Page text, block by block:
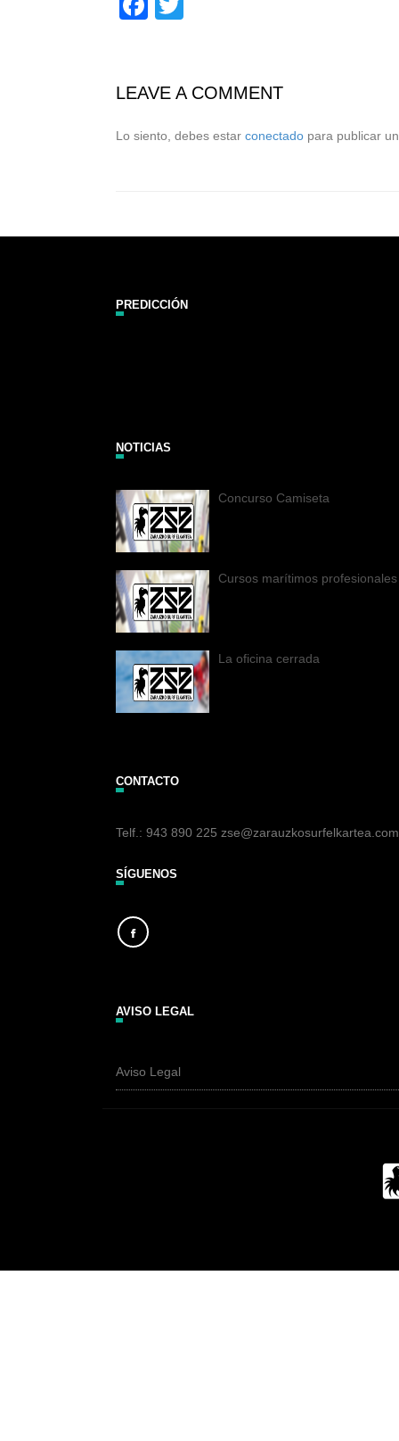
LEAVE A COMMENT
Lo siento, debes estar conectado para publicar
PREDICCIÓN
NOTICIAS
Concurso Camiseta
Cursos marítimos profesionales
La oficina cerrada
CONTACTO
Telf.: 943 890 225 zse@zarauzkosurfelkartea.com
SÍGUENOS
AVISO LEGAL
Aviso Legal